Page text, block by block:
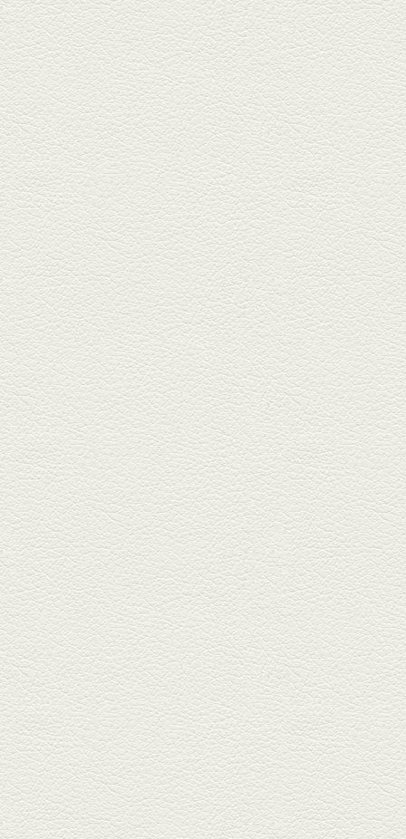
生姜香る鮭とイクラの土
鍋ご飯 など
銀杏中通りにこの春オープンし
た「創作ダイニング真」へ。暑
い夏...
2025年6月13日放送
ﾊﾓの季節野菜あんかけ＆
どんぐりﾎﾟｰｸ西京焼き
西銀座通り、若き和の料理人の
名店「旬味こさか」で夏の味を
堪能...
2025年5月23日放送
明太もちチーズもんじゃ
銀座中通りで深夜３時まで営業
している「もんじゃ焼きかめの
や」...
2025年5月2日放送
ミックス水餃子＆麻婆豆
腐
新水前寺駅そばの人気店「中華
料理 福来亭」へ。「しろ」ロッ
ク...
2025年4月11日放送
きびなごの塩焼き＆黒豚
しゃぶしゃぶ
春の[熊本屋台村]で昼飲みの刻。
[かごっま屋台 黒で乾杯]で「銀...
2025年3月21日放送
薩摩赤鶏のころころ焼き
＆カツオの藁焼き
三年坂通りのビル２階「焼鳥こ
ろころ」はオシャレな店構えで
炭火...
2025年2月28日放送
踊る車海老＆あか牛串 ウ
ニとキャビア乗せ
ホテル日航熊本の裏、創作串揚
げの新たな店「串ハル」へ「銀
しろ...
2025年2月7日放送